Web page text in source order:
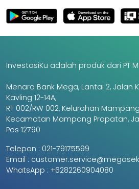
InvestasiKu adalah produk dari PT
Menara Bank Mega, Lantai 2, Jalan
Kavling 12-14A,
RT 002/RW 002, Kelurahan
Kecamatan Mampang Prapatan,
Pos 12790
Telepon : 021-79175599
Email :
WhatsApp : +6282260904080